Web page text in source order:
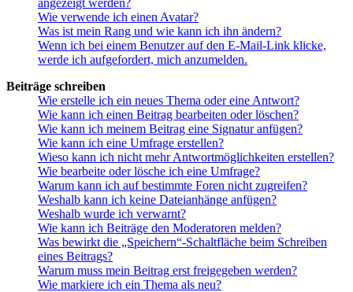
Wie verwende ich einen Avatar?
Was ist mein Rang und wie kann ich ihn ändern?
Wenn ich bei einem Benutzer auf den E-Mail-Link klicke,
werde ich aufgefordert, mich anzumelden.
Beiträge schreiben
Wie erstelle ich ein neues Thema oder eine Antwort?
Wie kann ich einen Beitrag bearbeiten oder löschen?
Wie kann ich meinem Beitrag eine Signatur anfügen?
Wie kann ich eine Umfrage erstellen?
Wieso kann ich nicht mehr Antwortmöglichkeiten erstellen?
Wie bearbeite oder lösche ich eine Umfrage?
Warum kann ich auf bestimmte Foren nicht zugreifen?
Weshalb kann ich keine Dateianhänge anfügen?
Weshalb wurde ich verwarnt?
Wie kann ich Beiträge den Moderatoren melden?
Was bewirkt die „Speichern“-Schaltfläche beim Schreiben
eines Beitrags?
Warum muss mein Beitrag erst freigegeben werden?
Wie markiere ich ein Thema als neu?